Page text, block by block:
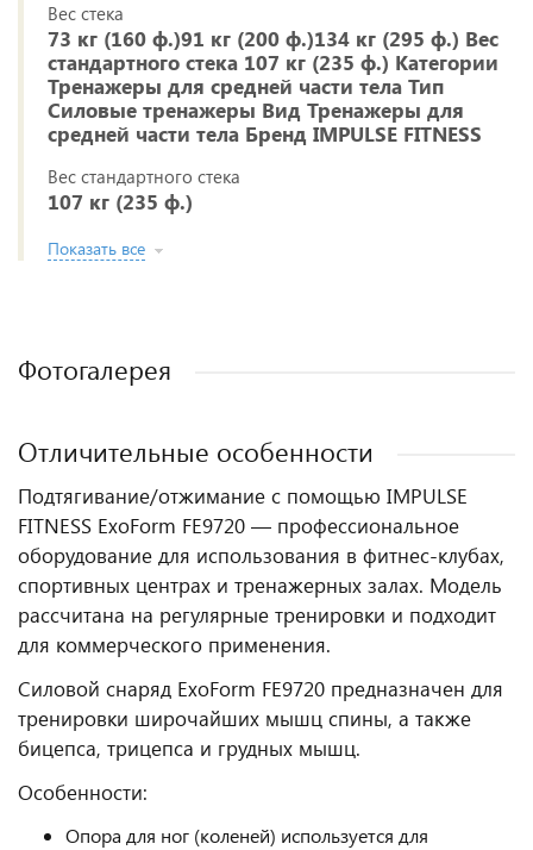
Вес стека
73 кг (160 ф.)91 кг (200 ф.)134 кг (295 ф.) Вес
стандартного стека 107 кг (235 ф.) Категории
Тренажеры для средней части тела Тип
Силовые тренажеры Вид Тренажеры для
средней части тела Бренд IMPULSE FITNESS
Вес стандартного стека
107 кг (235 ф.)
Показать все
Фотогалерея
Отличительные особенности
Подтягивание/отжимание с помощью IMPULSE
FITNESS ExoForm FE9720 — профессиональное
оборудование для использования в фитнес‑клубах,
спортивных центрах и тренажерных залах. Модель
рассчитана на регулярные тренировки и подходит
для коммерческого применения.
Силовой снаряд ExoForm FE9720 предназначен для
тренировки широчайших мышц спины, а также
бицепса, трицепса и грудных мышц.
Особенности:
Опора для ног (коленей) используется для